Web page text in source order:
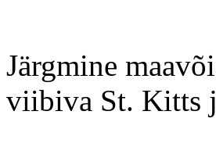
Järgmine
viibiva St. Kitts